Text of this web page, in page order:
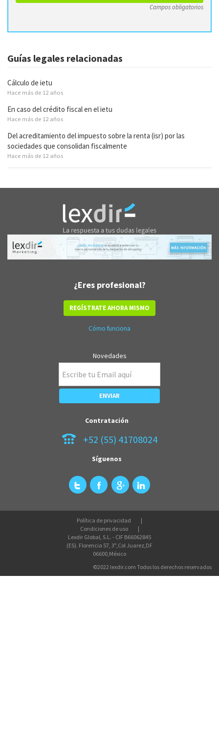
Campos obligatorios
Guías legales relacionadas
Cálculo de ietu
Hace más de 12 años
En caso del crédito fiscal en el ietu
Hace más de 12 años
Del acreditamiento del impuesto sobre la renta (isr) por las
sociedades que consolidan fiscalmente
Hace más de 12 años
¿Eres profesional?
REGÍSTRATE AHORA MISMO
Cómo funciona
Novedades
Contratación
+52 (55) 41708024
Síguenos
Política de privacidad
Condiciones de uso
Lexdir Global, S.L. - CIF B66062845
(ES). Florencia 57, 3º,Col Juarez,DF
06600,México
©2022 lexdir.com Todos los derechos reservados